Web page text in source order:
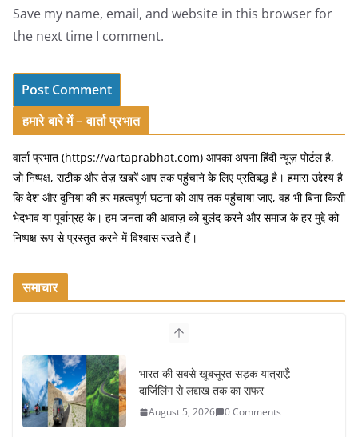
Save my name, email, and website in this browser for
the next time I comment.
हमारे बारे में – वार्ता प्रभात
वार्ता प्रभात (https://vartaprabhat.com) आपका अपना हिंदी न्यूज़ पोर्टल है,
जो निष्पक्ष, सटीक और तेज़ खबरें आप तक पहुंचाने के लिए प्रतिबद्ध है। हमारा उद्देश्य है
कि देश और दुनिया की हर महत्वपूर्ण घटना को आप तक पहुंचाया जाए, वह भी बिना किसी
भेदभाव या पूर्वाग्रह के। हम जनता की आवाज़ को बुलंद करने और समाज के हर मुद्दे को
निष्पक्ष रूप से प्रस्तुत करने में विश्वास रखते हैं।
समाचार
दार्जिलिंग से लद्दाख तक का सफर
August 5, 2026 0 Comments